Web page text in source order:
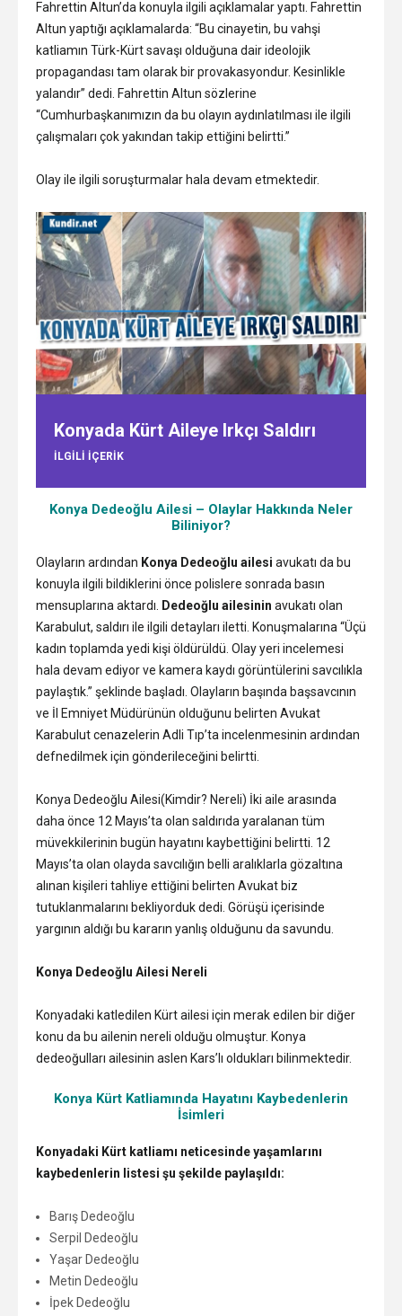
Fahrettin Altun’da konuyla ilgili açıklamalar yaptı. Fahrettin
Altun yaptığı açıklamalarda: “Bu cinayetin, bu vahşi
katliamın Türk-Kürt savaşı olduğuna dair ideolojik
propagandası tam olarak bir provakasyondur. Kesinlikle
yalandır” dedi. Fahrettin Altun sözlerine
“Cumhurbaşkanımızın da bu olayın aydınlatılması ile ilgili
çalışmaları çok yakından takip ettiğini belirtti.”
Olay ile ilgili soruşturmalar hala devam etmektedir.
ILGILI IÇERIK
Konyada Kürt Aileye Irkçı Saldırı
Konya Dedeoğlu Ailesi – Olaylar Hakkında Neler
Biliniyor?
Olayların ardından Konya Dedeoğlu ailesi avukatı da bu
konuyla ilgili bildiklerini önce polislere sonrada basın
mensuplarına aktardı.
Dedeoğlu ailesinin avukatı olan
Karabulut, saldırı ile ilgili detayları iletti. Konuşmalarına “Üçü
kadın toplamda yedi kişi öldürüldü. Olay yeri incelemesi
hala devam ediyor ve kamera kaydı görüntülerini savcılıkla
paylaştık.” şeklinde başladı. Olayların başında başsavcının
ve İl Emniyet Müdürünün olduğunu belirten Avukat
Karabulut cenazelerin Adli Tıp’ta incelenmesinin ardından
defnedilmek için gönderileceğini belirtti.
Konya Dedeoğlu Ailesi(Kimdir? Nereli) İki aile arasında
daha önce 12 Mayıs’ta olan saldırıda yaralanan tüm
müvekkilerinin bugün hayatını kaybettiğini belirtti. 12
Mayıs’ta olan olayda savcılığın belli aralıklarla gözaltına
alınan kişileri tahliye ettiğini belirten Avukat biz
tutuklanmalarını bekliyorduk dedi. Görüşü içerisinde
yargının aldığı bu kararın yanlış olduğunu da savundu.
Konya Dedeoğlu Ailesi Nereli
Konyadaki katledilen Kürt ailesi için merak edilen bir diğer
konu da bu ailenin nereli olduğu olmuştur. Konya
dedeoğulları ailesinin aslen Kars’lı oldukları bilinmektedir.
Konya Kürt Katliamında Hayatını Kaybedenlerin
İsimleri
Konyadaki Kürt katliamı neticesinde yaşamlarını
kaybedenlerin listesi şu şekilde paylaşıldı:
Barış Dedeoğlu
Serpil Dedeoğlu
Yaşar Dedeoğlu
Metin Dedeoğlu
İpek Dedeoğlu